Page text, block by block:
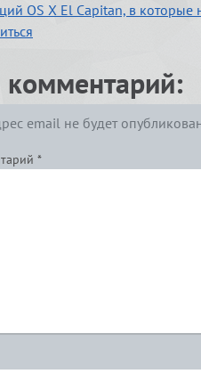
OS X El Capitan, в которые
email не будет
*